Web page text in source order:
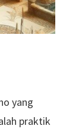
yang
praktik